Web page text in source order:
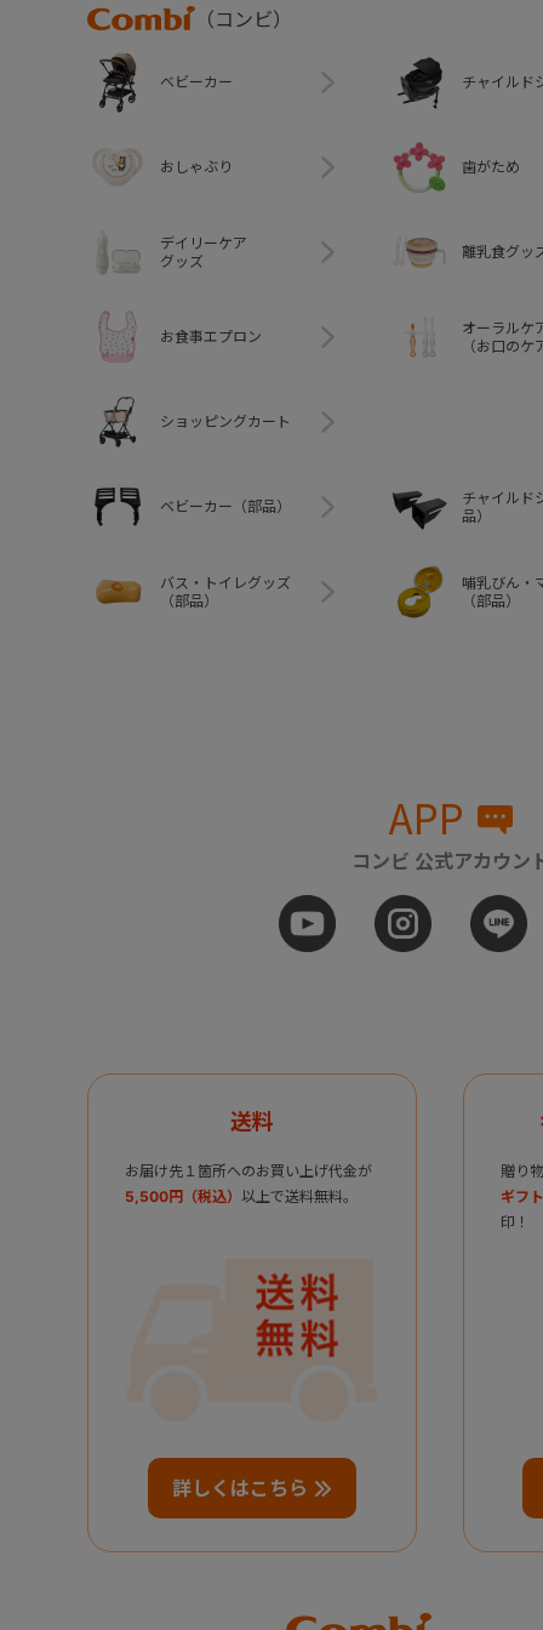
Combi
（コンビ）
ベビーカー チャイルド
おしゃぶり 歯がため
デイリーケア
グッズ
離乳食グッ
お食事エプロン
オーラルケ
（お口のケ
ショッピングカート
ベビーカー（部品）
チャイルド
品）
バス・トイレグッズ
（部品）
哺乳びん・
（部品）
APP
コンビ 公式アカウン
送料
お届け先１箇所へのお買い上げ代金が
5,500円（税込） 以上で送料無料。
詳しくはこちら
贈り
ギフ
印！
Combi